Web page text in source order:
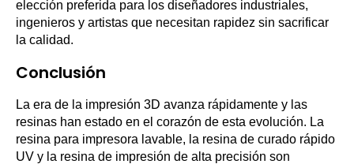
elección preferida para los diseñadores industriales,
ingenieros y artistas que necesitan rapidez sin sacrificar
la calidad.
Conclusión
La era de la impresión 3D avanza rápidamente y las
resinas han estado en el corazón de esta evolución. La
resina para impresora lavable, la resina de curado rápido
UV y la resina de impresión de alta precisión son